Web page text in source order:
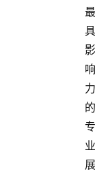
最
具
影
响
力
的
专
业
展